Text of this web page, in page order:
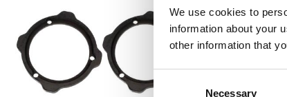
We use cookies to
information about your
other information that
Consent
Necessary